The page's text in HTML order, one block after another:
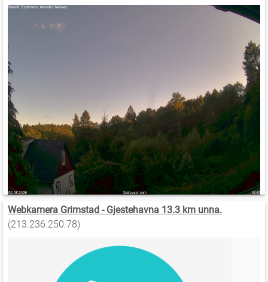
Webkamera Grimstad - Gjestehavna 13.3 km unna.
(213.236.250.78)